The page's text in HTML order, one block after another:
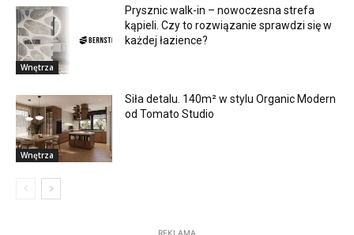
Wnętrza
Prysznic walk-in – nowoczesna strefa
kąpieli. Czy to rozwiązanie sprawdzi się w
każdej łazience?
Wnętrza
Siła detalu. 140m² w stylu Organic Modern
od Tomato Studio
REKLAMA